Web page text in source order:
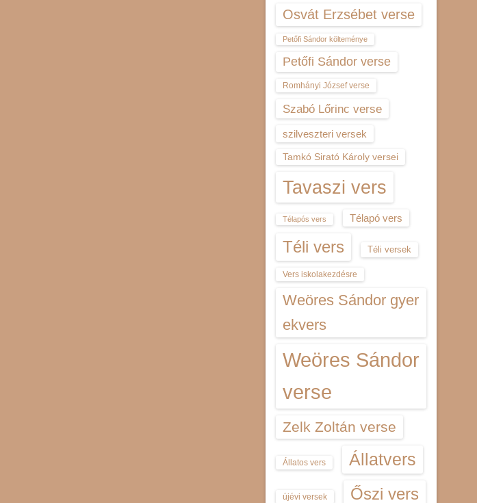
Osvát Erzsébet verse
Petőfi Sándor költeménye
Petőfi Sándor verse
Romhányi József verse
Szabó Lőrinc verse
szilveszteri versek
Tamkó Sirató Károly versei
Tavaszi vers
Télapós vers Télapó vers
Téli vers Téli versek
Vers iskolakezdésre
Weöres Sándor gyer
ekvers
Weöres Sándor
verse
Zelk Zoltán verse
Állatos vers Állatvers
újévi versek Őszi vers